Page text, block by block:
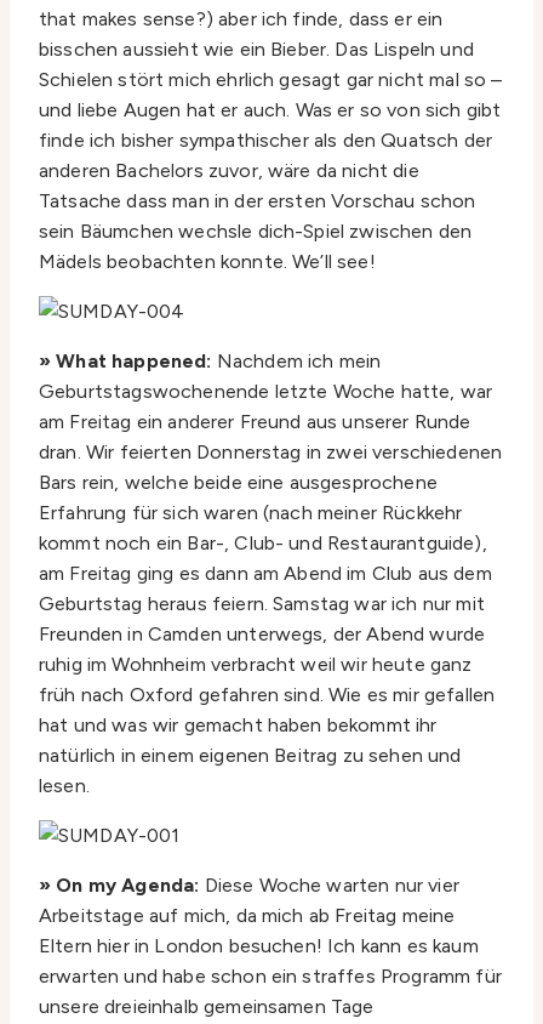
that makes sense?) aber ich finde, dass er ein
bisschen aussieht wie ein Bieber. Das Lispeln und
Schielen stört mich ehrlich gesagt gar nicht mal so –
und liebe Augen hat er auch. Was er so von sich gibt
finde ich bisher sympathischer als den Quatsch der
anderen Bachelors zuvor, wäre da nicht die
Tatsache dass man in der ersten Vorschau schon
sein Bäumchen wechsle dich-Spiel zwischen den
Mädels beobachten konnte. We’ll see!
» What happened: Nachdem ich mein
Geburtstagswochenende letzte Woche hatte, war
am Freitag ein anderer Freund aus unserer Runde
dran. Wir feierten Donnerstag in zwei verschiedenen
Bars rein, welche beide eine ausgesprochene
Erfahrung für sich waren (nach meiner Rückkehr
kommt noch ein Bar-, Club- und Restaurantguide),
am Freitag ging es dann am Abend im Club aus dem
Geburtstag heraus feiern. Samstag war ich nur mit
Freunden in Camden unterwegs, der Abend wurde
ruhig im Wohnheim verbracht weil wir heute ganz
früh nach Oxford gefahren sind. Wie es mir gefallen
hat und was wir gemacht haben bekommt ihr
natürlich in einem eigenen Beitrag zu sehen und
lesen.
» On my Agenda: Diese Woche warten nur vier
Arbeitstage auf mich, da mich ab Freitag meine
Eltern hier in London besuchen! Ich kann es kaum
erwarten und habe schon ein straffes Programm für
unsere dreieinhalb gemeinsamen Tage